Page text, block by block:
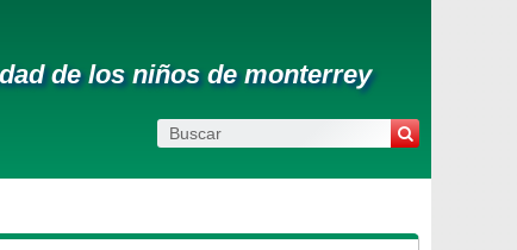
de los niños de monterrey